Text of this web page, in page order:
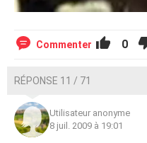
Commenter 0
RÉPONSE 11 / 71
Utilisateur anonyme
8 juil. 2009 à 19:01